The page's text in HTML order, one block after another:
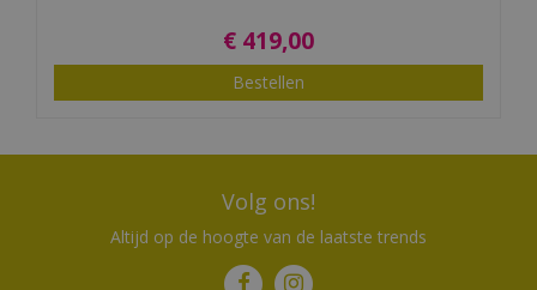
€ 419,00
Bestellen
Volg ons!
Altijd op de hoogte van de laatste trends